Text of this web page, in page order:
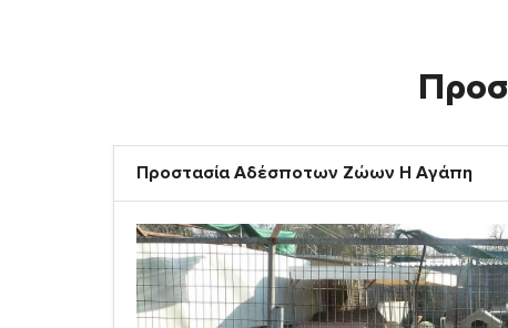
Προστασία Αδέσποτων Ζώων Η Αγάπη